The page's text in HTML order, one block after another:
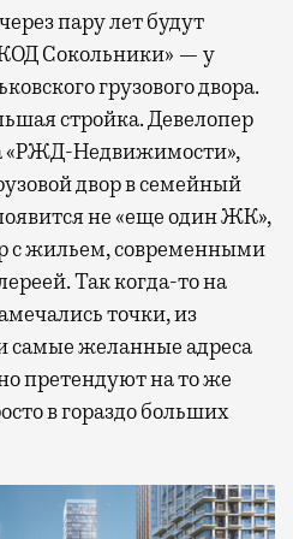
пару лет будут
Сокольники» — у
грузового двора.
стройка. Девелопер
«РЖД-Недвижимости»,
двор в семейный
не «еще один ЖК»,
с жильем, современными
Так когда-то на
точки, из
самые желанные адреса
претендуют на то же
в гораздо больших